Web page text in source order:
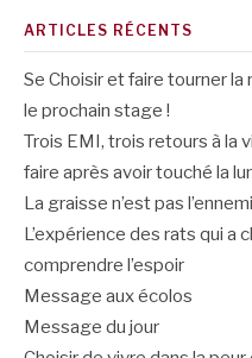
ARTICLES RÉCENTS
Se Choisir et faire tourner la
le prochain stage !
Trois EMI, trois retours à la
faire après avoir touché la
La graisse n’est pas
L’expérience des rats qui a
comprendre l’espoir
Message aux écolos
Message du jour